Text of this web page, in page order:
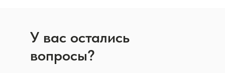
У вас остались
вопросы?